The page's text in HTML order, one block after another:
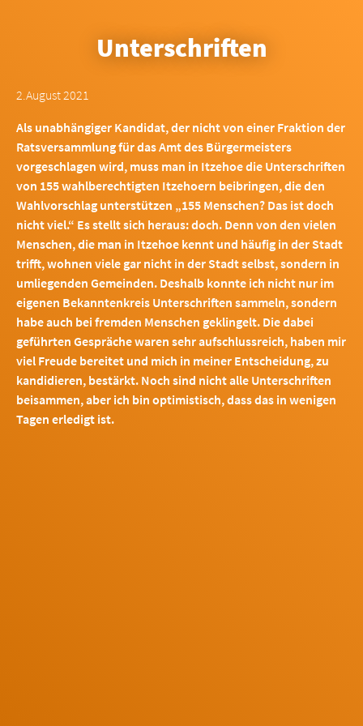
Unterschriften
2.August 2021
Als unabhängiger Kandidat, der nicht von einer Fraktion der
Ratsversammlung für das Amt des Bürgermeisters
vorgeschlagen wird, muss man in Itzehoe die Unterschriften
von 155 wahlberechtigten Itzehoern beibringen, die den
Wahlvorschlag unterstützen „155 Menschen? Das ist doch
nicht viel.“ Es stellt sich heraus: doch. Denn von den vielen
Menschen, die man in Itzehoe kennt und häufig in der Stadt
trifft, wohnen viele gar nicht in der Stadt selbst, sondern in
umliegenden Gemeinden. Deshalb konnte ich nicht nur im
eigenen Bekanntenkreis Unterschriften sammeln, sondern
habe auch bei fremden Menschen geklingelt. Die dabei
geführten Gespräche waren sehr aufschlussreich, haben mir
viel Freude bereitet und mich in meiner Entscheidung, zu
kandidieren, bestärkt. Noch sind nicht alle Unterschriften
beisammen, aber ich bin optimistisch, dass das in wenigen
Tagen erledigt ist.